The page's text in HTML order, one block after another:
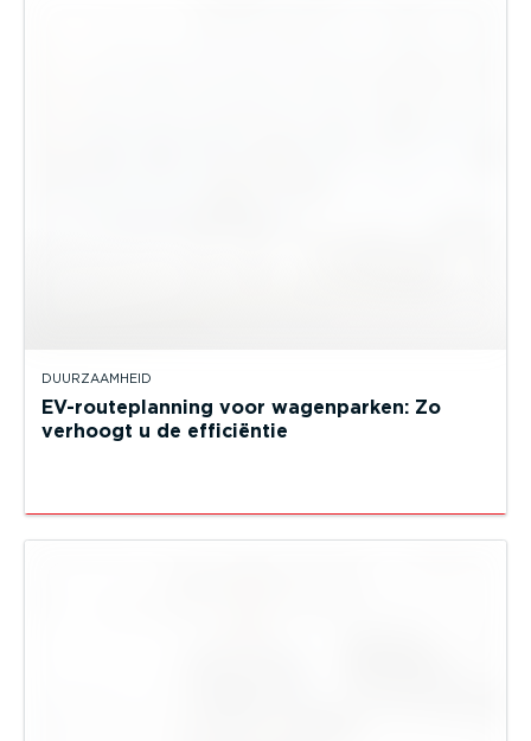
DUURZAAMHEID
EV-routeplanning voor wagenparken: Zo
verhoogt u de efficiëntie